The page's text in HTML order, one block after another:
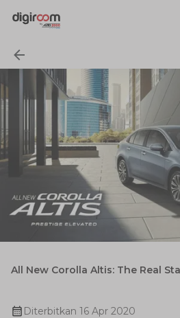
All New Corolla Altis: The Real
Diterbitkan 16 Apr 2020